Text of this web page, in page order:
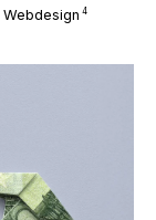
Webdesign 4